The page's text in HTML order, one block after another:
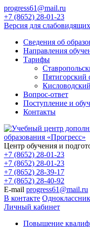
progress61@mail.ru
+7 (8652) 28-01-23
Версия для слабовидящих
Сведения об
Направления
Тарифы
Пятигорский
Вопрос-ответ
Поступление и
Контакты
Центр обучения и
+7 (8652) 28-01-23
+7 (8652) 28-01-23
+7 (8652) 28-39-17
+7 (8652) 28-40-92
E-mail progress61@mail.ru
В контакте
Личный кабинет
Повышение